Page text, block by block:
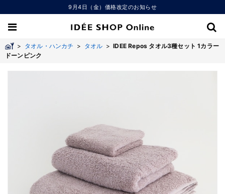
9月4日（金）価格改定のお知らせ
> タオル・ハンカチ > タオル >IDEE Repos タオル3種セット 1カラー
ドーンピンク